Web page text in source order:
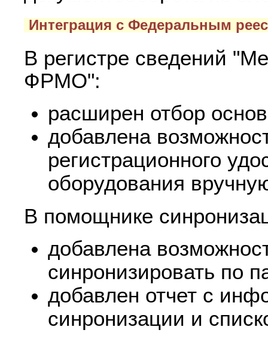
Интеграция с Федеральным
В регистре сведений
ФРМО":
расширен отбор
добавлена
регистрационного
оборудования
В помощнике
добавлена
синронизировать по
добавлен отчет с
синронизации и